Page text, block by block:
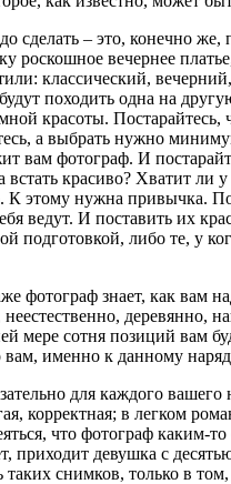
сделать – это, конечно
роскошное вечернее
классический,
походить одна на
красоты.
а выбрать нужно
вам фотограф. И
красиво? Хватит ли
К этому нужна привычка.
ведут. И поставить их
подготовкой, либо те, у
фотограф знает, как вам
неестественно,
мере сотня позиций вам
именно к данному
для каждого
корректная; в легком
что фотограф каким-
приходит девушка с
снимков, только в